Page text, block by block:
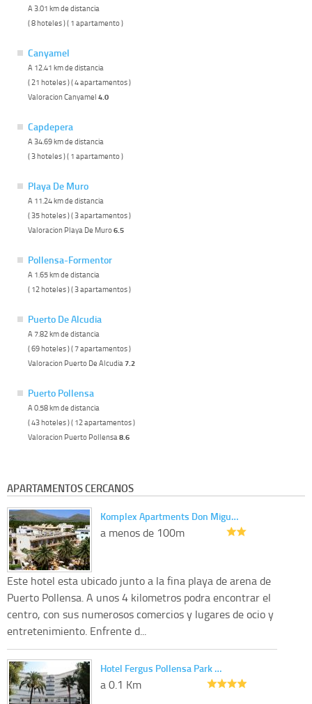
A 3.01 km de distancia
( 8 hoteles ) ( 1 apartamento )
Canyamel
A 12.41 km de distancia
( 21 hoteles ) ( 4 apartamentos )
Valoracion Canyamel 4.0
Capdepera
A 34.69 km de distancia
( 3 hoteles ) ( 1 apartamento )
Playa De Muro
A 11.24 km de distancia
( 35 hoteles ) ( 3 apartamentos )
Valoracion Playa De Muro6.5
Pollensa-Formentor
A 1.65 km de distancia
( 12 hoteles ) ( 3 apartamentos )
Puerto De Alcudia
A 7.82 km de distancia
( 69 hoteles ) ( 7 apartamentos )
Valoracion Puerto De Alcudia 7.2
Puerto Pollensa
A 0.58 km de distancia
( 43 hoteles ) ( 12 apartamentos )
Valoracion Puerto Pollensa 8.6
APARTAMENTOS CERCANOS
Komplex Apartments Don Migu…
a menos de 100m
Este hotel esta ubicado junto a la fina playa de arena de
Puerto Pollensa. A unos 4 kilometros podra encontrar el
centro, con sus numerosos comercios y lugares de ocio y
entretenimiento. Enfrente d...
Hotel Fergus Pollensa Park …
a 0.1 Km